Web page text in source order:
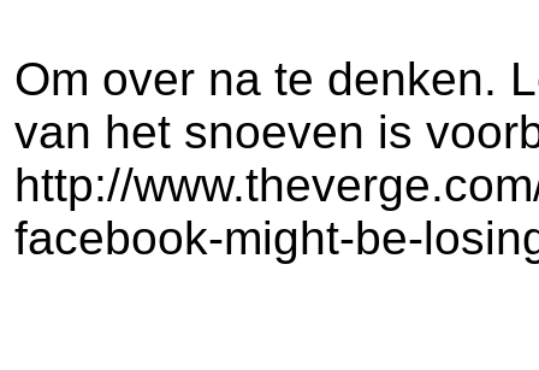
Om over na te denken.
van het snoeven is
http://
facebook-might-be-